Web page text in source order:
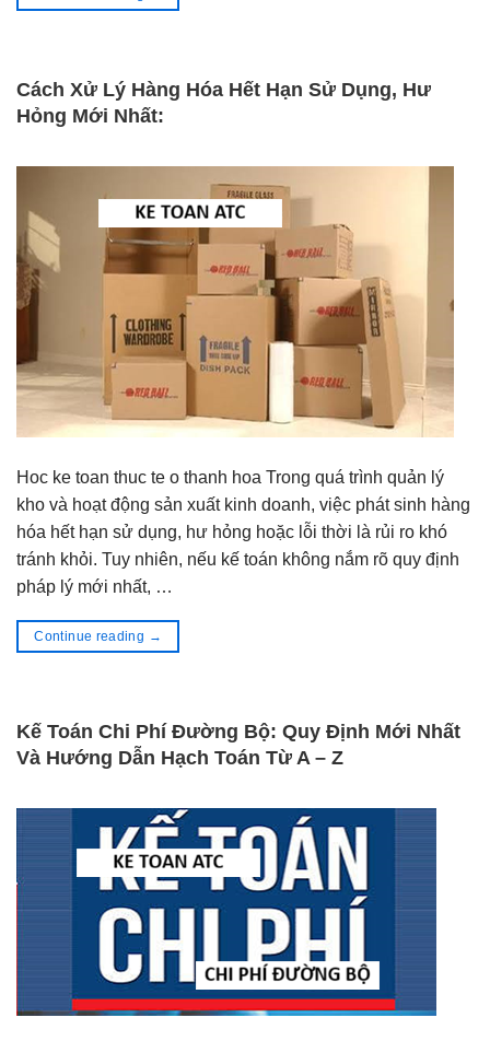
Cách Xử Lý Hàng Hóa Hết Hạn Sử Dụng, Hư
Hỏng Mới Nhất:
Hoc ke toan thuc te o thanh hoa Trong quá trình quản lý
kho và hoạt động sản xuất kinh doanh, việc phát sinh hàng
hóa hết hạn sử dụng, hư hỏng hoặc lỗi thời là rủi ro khó
tránh khỏi. Tuy nhiên, nếu kế toán không nắm rõ quy định
pháp lý mới nhất, …
Continue reading →
Kế Toán Chi Phí Đường Bộ: Quy Định Mới Nhất
Và Hướng Dẫn Hạch Toán Từ A – Z